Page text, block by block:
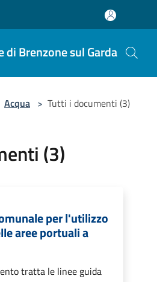
di Brenzone sul Garda
Acqua > Tutti i documenti (3)
(3)
per l'utilizzo
aree portuali a
tratta le linee guida